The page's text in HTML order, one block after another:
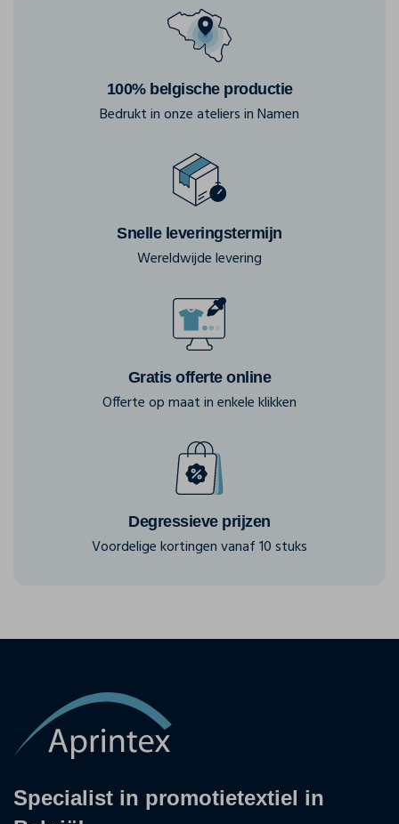
100% belgische productie
Bedrukt in onze ateliers in Namen
Snelle leveringstermijn
Wereldwijde levering
Gratis offerte online
Offerte op maat in enkele klikken
Degressieve prijzen
Voordelige kortingen vanaf 10 stuks
Specialist in promotietextiel in